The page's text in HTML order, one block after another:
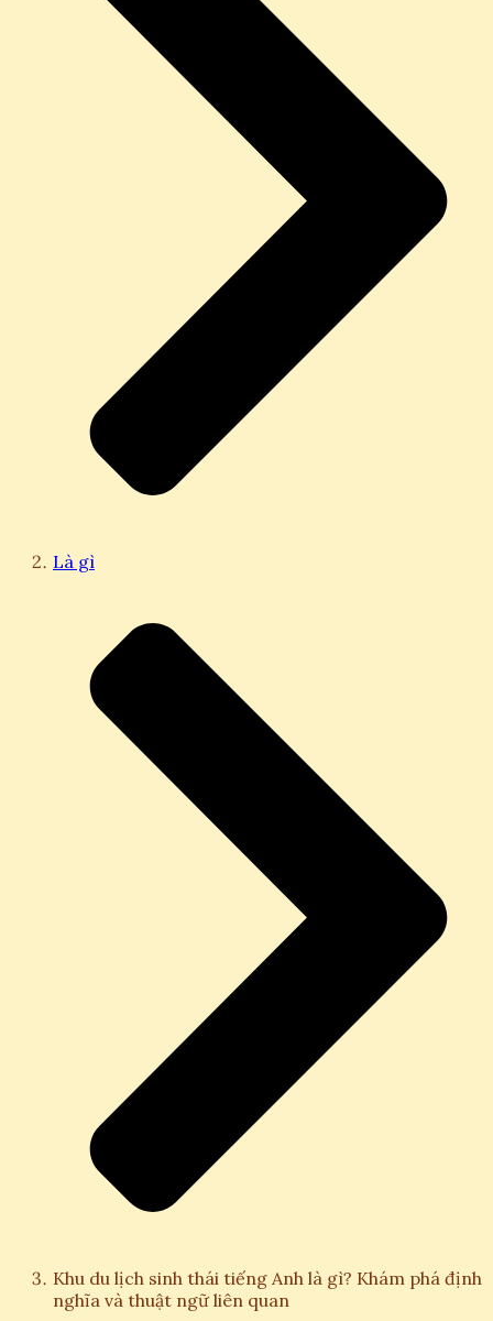
Là gì
Khu du lịch sinh thái tiếng Anh là gì? Khám phá định
nghĩa và thuật ngữ liên quan